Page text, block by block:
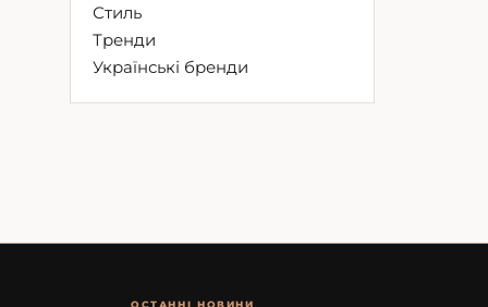
Стиль
Тренди
Українські бренди
ОСТАННІ НОВИНИ